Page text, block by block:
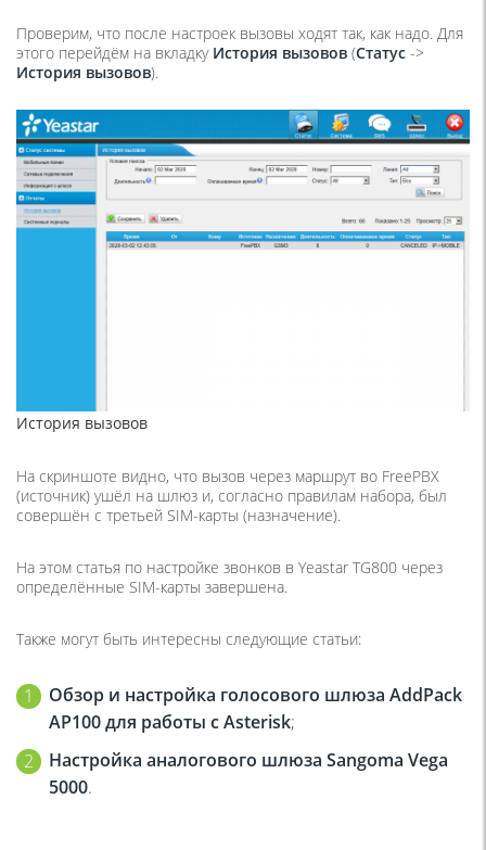
Проверим, что после настроек вызовы ходят так, как надо. Для
этого перейдём на вкладку История вызовов (Статус ->
История вызовов).
История вызовов
На скриншоте видно, что вызов через маршрут во FreePBX
(источник) ушёл на шлюз и, согласно правилам набора, был
совершён с третьей SIM-карты (назначение).
На этом статья по настройке звонков в Yeastar TG800 через
определённые SIM-карты завершена.
Также могут быть интересны следующие статьи:
Обзор и настройка голосового шлюза AddPack
AP100 для работы с Asterisk;
Настройка аналогового шлюза Sangoma Vega
5000.